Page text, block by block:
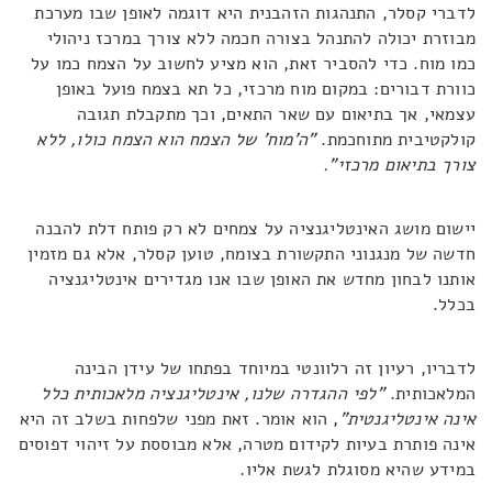
לדברי קסלר, התנהגות הזהבנית היא דוגמה לאופן שבו מערכת
מבוזרת יכולה להתנהל בצורה חכמה ללא צורך במרכז ניהולי
כמו מוח. כדי להסביר זאת, הוא מציע לחשוב על הצמח כמו על
כוורת דבורים: במקום מוח מרכזי, כל תא בצמח פועל באופן
עצמאי, אך בתיאום עם שאר התאים, וכך מתקבלת תגובה
קולקטיבית מתוחכמת."ה'מוח' של הצמח הוא הצמח כולו, ללא
צורך בתיאום מרכזי".
יישום מושג האינטליגנציה על צמחים לא רק פותח דלת להבנה
חדשה של מנגנוני התקשורת בצומח, טוען קסלר, אלא גם מזמין
אותנו לבחון מחדש את האופן שבו אנו מגדירים אינטליגנציה
בכלל.
לדבריו, רעיון זה רלוונטי במיוחד בפתחו של עידן הבינה
המלאכותית."לפי ההגדרה שלנו, אינטליגנציה מלאכותית כלל
אינה אינטליגנטית", הוא אומר. זאת מפני שלפחות בשלב זה היא
אינה פותרת בעיות לקידום מטרה, אלא מבוססת על זיהוי דפוסים
במידע שהיא מסוגלת לגשת אליו.